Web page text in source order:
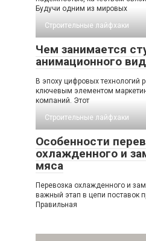
Будучи одним из мировых
Строительные лайфхаки
Чем занимается
анимационного
В эпоху цифровых технологий
ключевым элементом
компаний. Этот
Строительные лайфхаки
Особенности
охлажденного и
мяса
Перевозка охлажденного и
важный этап в цепи поставок
Правильная